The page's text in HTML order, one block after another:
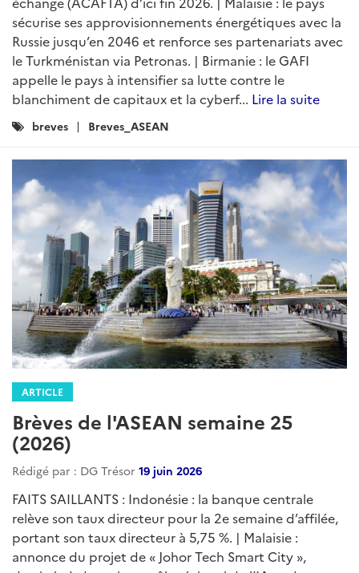
sécurise ses approvisionnements énergétiques avec la
Russie jusqu’en 2046 et renforce ses partenariats avec
le Turkménistan via Petronas. | Birmanie : le GAFI
appelle le pays à intensifier sa lutte contre le
blanchiment de capitaux et la cyberf... Lire la suite
Catégories
breves Breves_ASEAN
ARTICLE
Brèves de l'ASEAN semaine 25
(2026)
Rédigé par : DG Trésor 19 juin 2026
FAITS SAILLANTS : Indonésie : la banque centrale
relève son taux directeur pour la 2e semaine d’affilée,
portant son taux directeur à 5,75 %. | Malaisie :
annonce du projet de « Johor Tech Smart City »,